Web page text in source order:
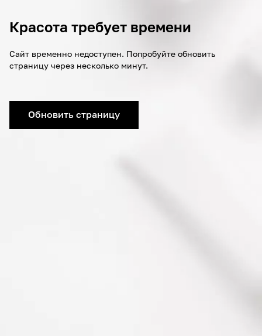
Красота требует времени
Сайт временно недоступен. Попробуйте обновить
страницу через несколько минут.
Обновить страницу